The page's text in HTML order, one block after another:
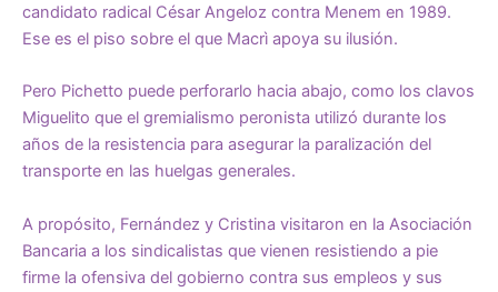
candidato radical César Angeloz contra Menem en 1989.
Ese es el piso sobre el que Macrì apoya su ilusión.
Pero Pichetto puede perforarlo hacia abajo, como los clavos
Miguelito que el gremialismo peronista utilizó durante los
años de la resistencia para asegurar la paralización del
transporte en las huelgas generales.
A propósito, Fernández y Cristina visitaron en la Asociación
Bancaria a los sindicalistas que vienen resistiendo a pie
firme la ofensiva del gobierno contra sus empleos y sus